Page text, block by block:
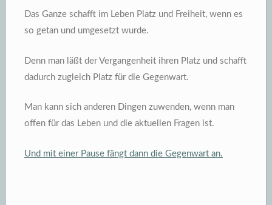
Das Ganze schafft im Leben Platz und Freiheit, wenn es
so getan und umgesetzt wurde.
Denn man läßt der Vergangenheit ihren Platz und schafft
dadurch zugleich Platz für die Gegenwart.
Man kann sich anderen Dingen zuwenden, wenn man
offen für das Leben und die aktuellen Fragen ist.
Und mit einer Pause fängt dann die Gegenwart an.